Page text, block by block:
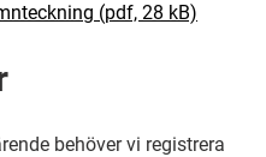
(pdf, 28 kB)
behöver vi registrera